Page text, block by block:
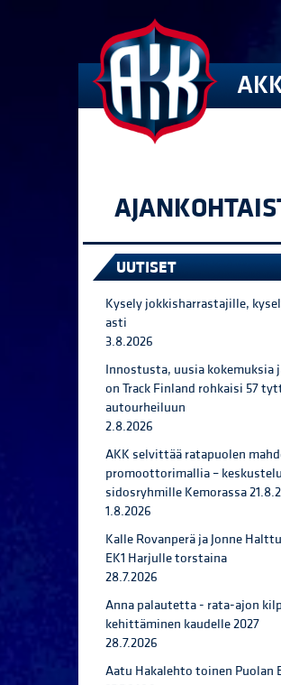
UUTISET
Kysely jokkisharrastajille,
asti
3.8.2026
Innostusta, uusia kokemuksia
on Track Finland rohkaisi 57
autourheiluun
2.8.2026
AKK selvittää ratapuolen
promoottorimallia –
sidosryhmille Kemorassa
1.8.2026
Kalle Rovanperä ja Jonne
EK1 Harjulle torstaina
28.7.2026
Anna palautetta - rata-ajon
kehittäminen kaudelle 2027
28.7.2026
Aatu Hakalehto toinen Puolan